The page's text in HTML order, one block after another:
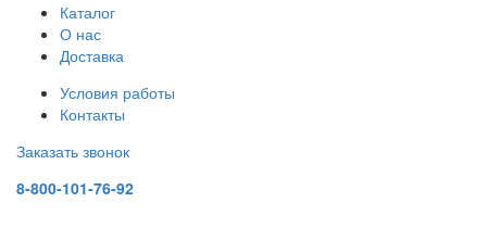
Каталог
О нас
Доставка
Условия работы
Контакты
Заказать звонок
8-800-101-76-92